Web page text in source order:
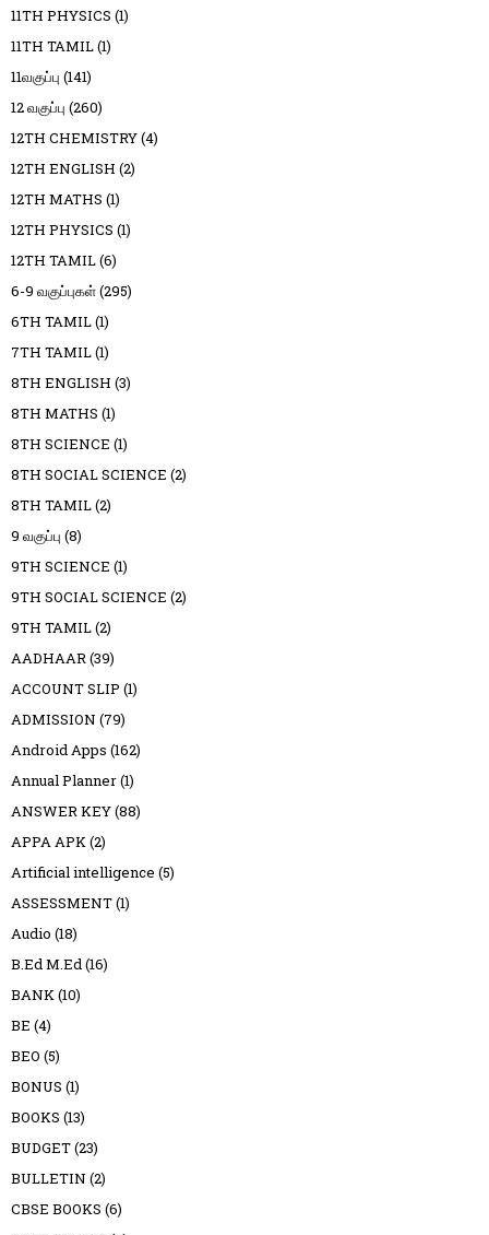
11TH PHYSICS (1)
11TH TAMIL(1)
11வகுப்பு (141)
12 வகுப்பு (260)
12TH CHEMISTRY(4)
12TH ENGLISH (2)
12TH MATHS (1)
12TH PHYSICS (1)
12TH TAMIL(6)
6-9 வகுப்புகள்(295)
6TH TAMIL(1)
7TH TAMIL(1)
8TH ENGLISH (3)
8TH MATHS (1)
8TH SCIENCE (1)
8TH SOCIAL SCIENCE (2)
8TH TAMIL(2)
9 வகுப்பு (8)
9TH SCIENCE (1)
9TH SOCIAL SCIENCE (2)
9TH TAMIL(2)
AADHAAR(39)
ACCOUNT SLIP (1)
ADMISSION (79)
Android Apps (162)
Annual Planner(1)
ANSWER KEY(88)
APPA APK(2)
Artificial intelligence (5)
ASSESSMENT(1)
Audio (18)
B.Ed M.Ed(16)
BANK(10)
BE (4)
BEO (5)
BONUS (1)
BOOKS (13)
BUDGET(23)
BULLETIN (2)
CBSE BOOKS (6)